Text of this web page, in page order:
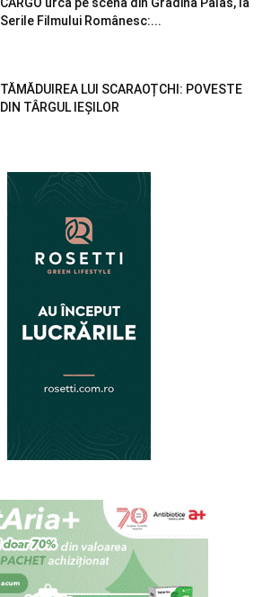
Serile Filmului Românesc:...
TĂMĂDUIREA LUI SCARAOȚCHI: POVESTE
DIN TÂRGUL IEȘILOR